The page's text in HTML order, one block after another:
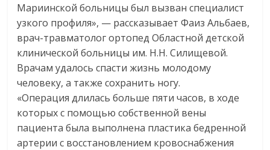
Мариинской больницы был вызван специалист
узкого профиля», — рассказывает Фаиз Альбаев,
врач-травматолог ортопед Областной детской
клинической больницы им. Н.Н. Силищевой.
Врачам удалось спасти жизнь молодому
человеку, а также сохранить ногу.
«Операция длилась больше пяти часов, в ходе
которых с помощью собственной вены
пациента была выполнена пластика бедренной
артерии с восстановлением кровоснабжения